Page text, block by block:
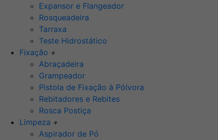
Expansor e Flangeador
Rosqueadeira
Tarraxa
Teste Hidrostático
Fixação +
Abraçadeira
Grampeador
Pistola de Fixação à Pólvora
Rebitadores e Rebites
Rosca Postiça
Limpeza +
Aspirador de Pó